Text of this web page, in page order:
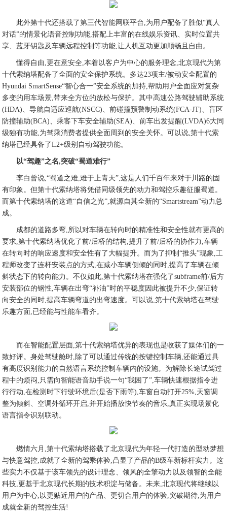
此外第十代还搭载了第三代智能网联平台,为用户配备了胜似“真人
对话”的情景化语音控制功能,搭配上丰富的在线娱乐资讯、实时位置共
享、蓝牙钥匙及车辆远程控制等功能,让人机互动更加顺畅且自由。
懂得自由,更在意安全,本着以客户为中心的服务理念,北京现代为第
十代索纳塔配备了全面的安全保护系统。多达23项主/被动安全配置的
Hyundai SmartSense“智心合一”安全系统的加持,帮助用户全面应对复杂
多变的用车场景,带来全方位的放松与保护。其中高速公路驾驶辅助系统
(HDA)、导航自适应巡航(NSCC)、前碰撞预警制动系统(FCA-JT)、盲区
防撞辅助(BCA)、乘客下车安全辅助(SEA)、前车出发提醒(LVDA)6大同
级独有功能,为驾乘消费者提供全面周到的安全关怀。可以说,第十代索
纳塔已经具备了L2+级别自动驾驶功能。
以“驾趣”之名,突破“蜀道难行”
李白曾说,“蜀道之难,难于上青天”,这是人们千百年来对于川路的固
有印象。但第十代索纳塔将凭借同级领先的动力和驾控乐趣征服蜀道。
而第十代索纳塔的这道“自信之光”,就源自其全新的“Smartstream”动力总
成。
成都的道路多弯,所以对车辆在转向时的精准性和安全性就有更高的
要求,第十代索纳塔优化了前/后桥的结构,提升了前/后桥的协作力,车辆
在转向时的响应速度和安全性有了大幅提升。而为了抑制“推头”现象,工
程师改变了连杆安装点的方式,在减小车辆侧倾的同时,提高了车辆在倾
斜状态下的转向能力。不仅如此,第十代索纳塔在强化了subframe前/后方
安装部位的钢性,车辆在出弯“补油”时的平稳度因此被提升不少,保证转
向安全的同时,提高车辆弯道的出弯速度。可以说,第十代索纳塔在驾驶
乐趣方面,已经能与性能车看齐。
而在智能配置层面,第十代索纳塔优异的表现也是收获了媒体们的一
致好评。身处驾驶舱时,除了可以通过传统的按键控制车辆,还能通过具
有高度识别能力的自然语言系统控制车辆内的设施。为解除长途试驾过
程中的烦闷,只需向智能语音助手说一句“我困了”,车辆快速根据指令进
行行动,在检测时下行驶环境后(是否下雨等),车窗自动打开25%,天窗调
整为倾斜、空调外循环开启,并开始播放快节奏的音乐,真正实现场景化
语言指令识别联动。
燃情六月,第十代索纳塔搭载了北京现代为年轻一代打造的型动梦想
与快意驾控,成就了全新的驾乘体验,凸显了产品的B级车新标杆实力。这
些实力不仅基于该车领先的设计理念、领风的全擎动力以及领智的全能
科技,更基于北京现代长期的技术积淀与储备。未来,北京现代将继续以
用户为中心,以更贴近用户的产品、更切合用户的体验,突破期待,为用户
成就全新的驾控生活!